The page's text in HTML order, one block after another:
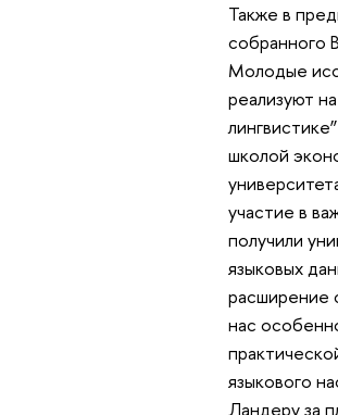
Также в
собранного
Молодые
реализуют
школой
участие в
получили
языковых
расширение
нас
языкового
Ландеру за